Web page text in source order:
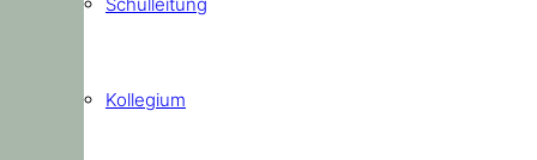
Kollegium